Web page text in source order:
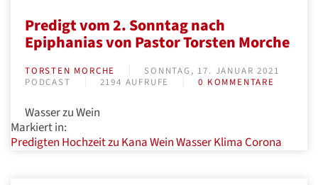
Predigt vom 2. Sonntag nach
Epiphanias von Pastor Torsten Morche
TORSTEN MORCHE
SONNTAG, 17. JANUAR 2021
PODCAST
2194 AUFRUFE 0 KOMMENTARE
Wasser zu Wein
Markiert in:
Predigten Hochzeit zu KanaWeinWasserKlima Corona